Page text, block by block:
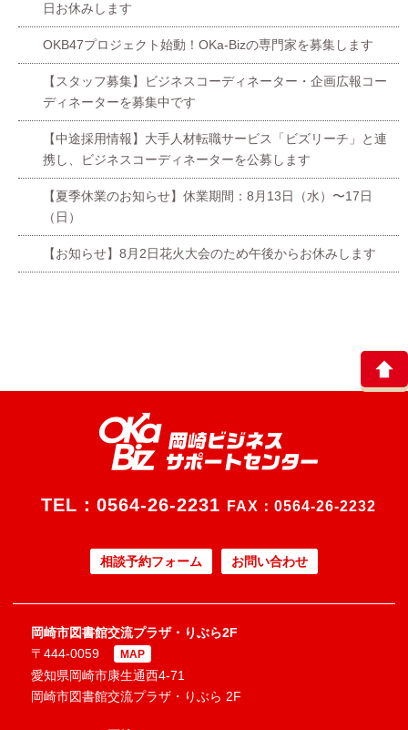
日お休みします
OKB47プロジェクト始動！OKa-Bizの専門家を募集します
【スタッフ募集】ビジネスコーディネーター・企画広報コー
ディネーターを募集中です
【中途採用情報】大手人材転職サービス「ビズリーチ」と連
携し、ビジネスコーディネーターを公募します
【夏季休業のお知らせ】休業期間：8月13日（水）〜17日
（日）
【お知らせ】8月2日花火大会のため午後からお休みします
TEL： 0564-26-2231 FAX：0564-26-2232
相談予約フォーム お問い合わせ
岡崎市図書館交流プラザ・りぶら2F
〒444-0059
MAP
愛知県岡崎市康生通西4-71
岡崎市図書館交流プラザ・りぶら 2F